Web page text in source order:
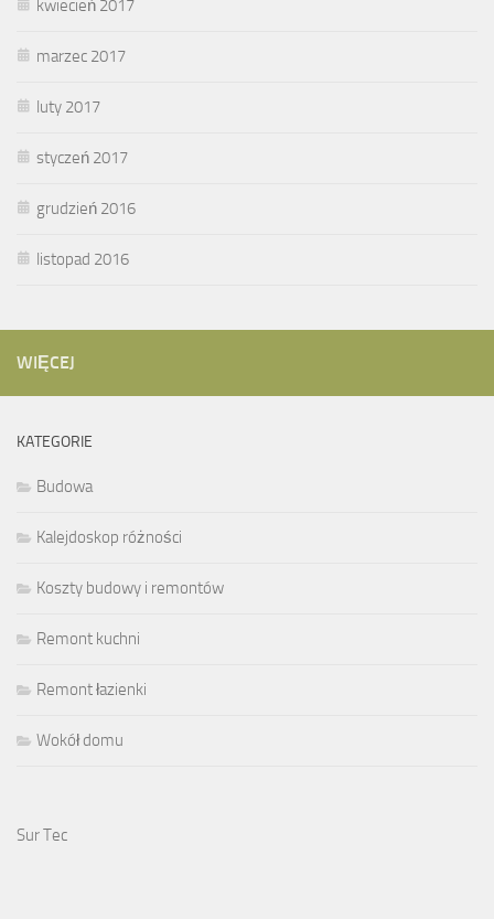
kwiecień 2017
marzec 2017
luty 2017
styczeń 2017
grudzień 2016
listopad 2016
WIĘCEJ
KATEGORIE
Budowa
Kalejdoskop różności
Koszty budowy i remontów
Remont kuchni
Remont łazienki
Wokół domu
Sur Tec